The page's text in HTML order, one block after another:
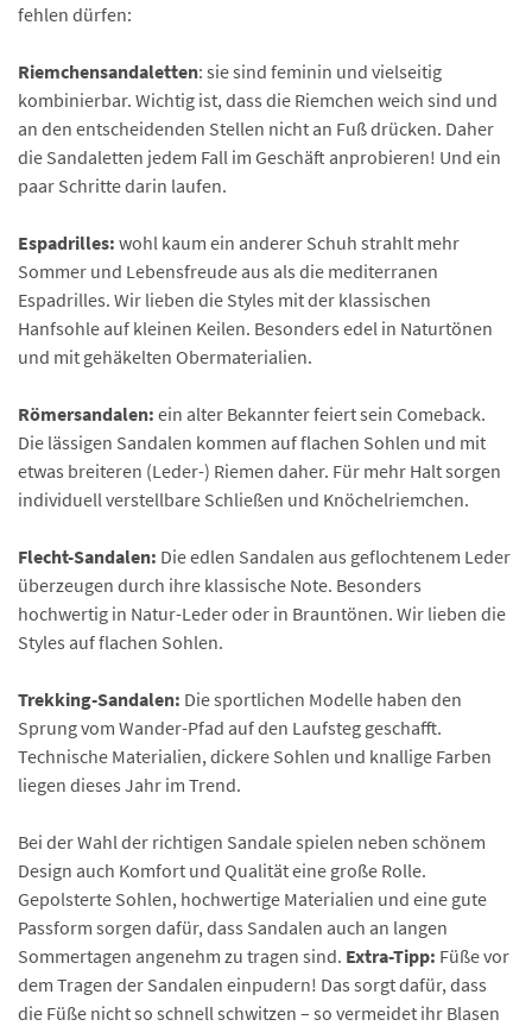
fehlen dürfen:
Riemchensandaletten: sie sind feminin und vielseitig
kombinierbar. Wichtig ist, dass die Riemchen weich sind und
an den entscheidenden Stellen nicht an Fuß drücken. Daher
die Sandaletten jedem Fall im Geschäft anprobieren! Und ein
paar Schritte darin laufen.
Espadrilles: wohl kaum ein anderer Schuh strahlt mehr
Sommer und Lebensfreude aus als die mediterranen
Espadrilles. Wir lieben die Styles mit der klassischen
Hanfsohle auf kleinen Keilen. Besonders edel in Naturtönen
und mit gehäkelten Obermaterialien.
Römersandalen: ein alter Bekannter feiert sein Comeback.
Die lässigen Sandalen kommen auf flachen Sohlen und mit
etwas breiteren (Leder-) Riemen daher. Für mehr Halt sorgen
individuell verstellbare Schließen und Knöchelriemchen.
Flecht-Sandalen: Die edlen Sandalen aus geflochtenem Leder
überzeugen durch ihre klassische Note. Besonders
hochwertig in Natur-Leder oder in Brauntönen. Wir lieben die
Styles auf flachen Sohlen.
Trekking-Sandalen: Die sportlichen Modelle haben den
Sprung vom Wander-Pfad auf den Laufsteg geschafft.
Technische Materialien, dickere Sohlen und knallige Farben
liegen dieses Jahr im Trend.
Bei der Wahl der richtigen Sandale spielen neben schönem
Design auch Komfort und Qualität eine große Rolle.
Gepolsterte Sohlen, hochwertige Materialien und eine gute
Passform sorgen dafür, dass Sandalen auch an langen
Sommertagen angenehm zu tragen sind. Extra-Tipp: Füße vor
dem Tragen der Sandalen einpudern! Das sorgt dafür, dass
die Füße nicht so schnell schwitzen – so vermeidet ihr Blasen